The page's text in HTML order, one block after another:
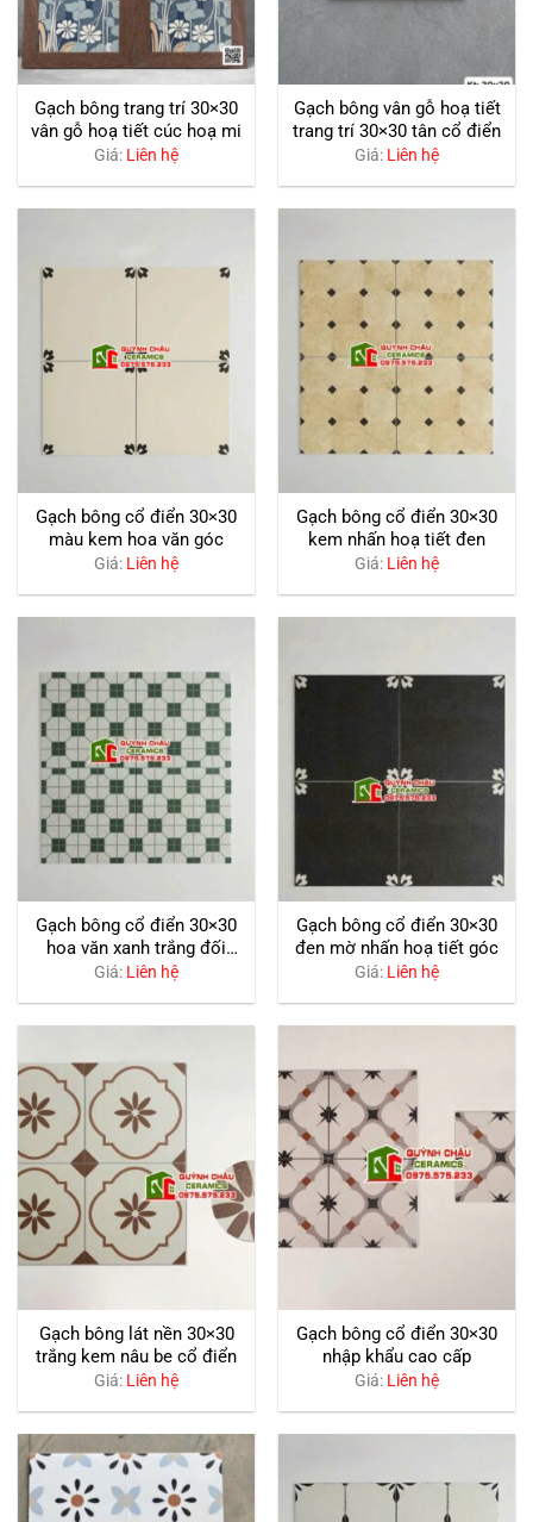
Gạch bông trang trí 30×30
vân gỗ hoạ tiết cúc hoạ mi
Giá: Liên hệ
Gạch bông vân gỗ hoạ tiết
trang trí 30×30 tân cổ điển
Giá: Liên hệ
Gạch bông cổ điển 30×30
màu kem hoa văn góc
Giá: Liên hệ
Gạch bông cổ điển 30×30
kem nhấn hoạ tiết đen
Giá: Liên hệ
Gạch bông cổ điển 30×30
hoa văn xanh trắng đối
xứng
Giá: Liên hệ
Gạch bông cổ điển 30×30
đen mờ nhấn hoạ tiết góc
Giá: Liên hệ
Gạch bông lát nền 30×30
trắng kem nâu be cổ điển
Giá: Liên hệ
Gạch bông cổ điển 30×30
nhập khẩu cao cấp
Giá: Liên hệ